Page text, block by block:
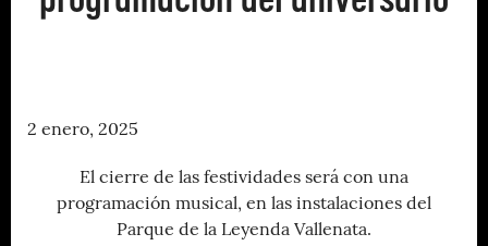
2 enero, 2025
El cierre de las festividades será con una
programación musical, en las instalaciones del
Parque de la Leyenda Vallenata.